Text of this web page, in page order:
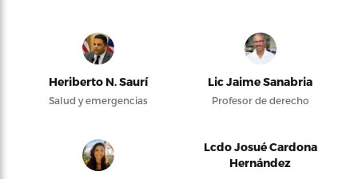
Heriberto N. Saurí
Salud y emergencias
Lic Jaime Sanabria
Profesor de derecho
Lcdo Josué Cardona
Hernández